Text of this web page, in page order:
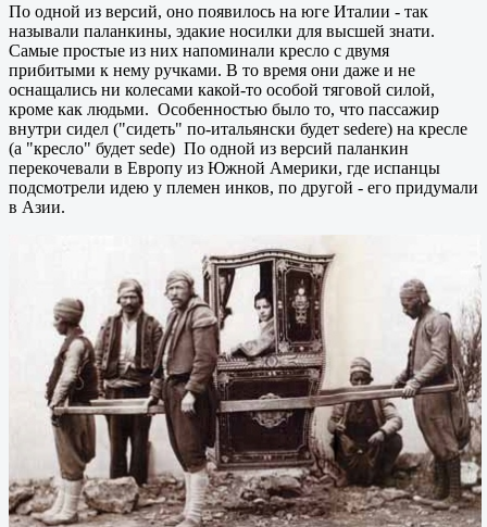
По одной из версий, оно появилось на юге Италии - так
называли паланкины, эдакие носилки для высшей знати.
Самые простые из них напоминали кресло с двумя
прибитыми к нему ручками. В то время они даже и не
оснащались ни колесами какой-то особой тяговой силой,
кроме как людьми. Особенностью было то, что пассажир
внутри сидел ("сидеть" по-итальянски будет sedere) на кресле
(а "кресло" будет sede) По одной из версий паланкин
перекочевали в Европу из Южной Америки, где испанцы
подсмотрели идею у племен инков, по другой - его придумали
в Азии.